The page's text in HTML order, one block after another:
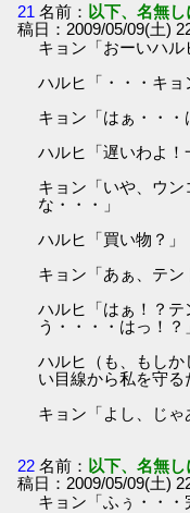
21 名前： 以下、名無
稿日：2009/05/09(土)
キョン「おーいハル
ハルヒ「・・・キョ
キョン「はぁ・・・
ハルヒ「遅いわよ！
キョン「いや、ウ
な・・・」
ハルヒ「買い物？」
キョン「あぁ、テン
ハルヒ「はぁ！？
う・・・・はっ！？
ハルヒ（も、もし
い目線から私を守る
キョン「よし、じゃ
22 名前： 以下、名無
稿日：2009/05/09(土)
キョン「ふぅ・・・